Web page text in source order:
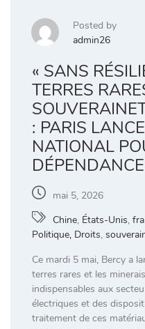
Posted by
admin26
« SANS
TERRES
: PARIS
NATIONAL
mai 5, 2026
Chine, États-Unis,
Politique, Droits,
Ce mardi 5 mai, Bercy a
terres rares et les
indispensables aux
électriques et des
traitement de ces